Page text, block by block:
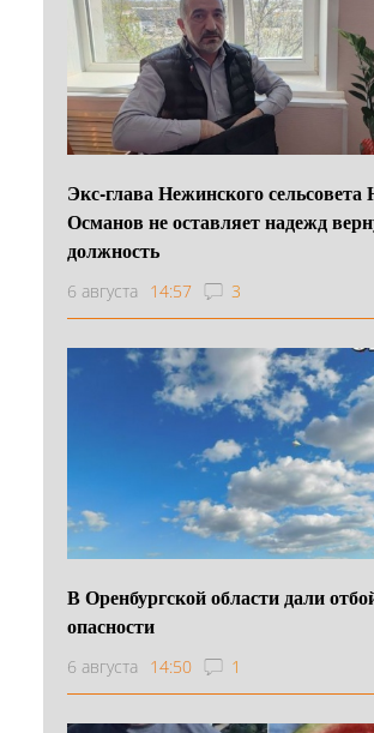
Экс-глава Нежинского сельсовета
Османов не оставляет надежд
должность
6 августа 14:57 3
В Оренбургской области дали
опасности
6 августа 14:50 1